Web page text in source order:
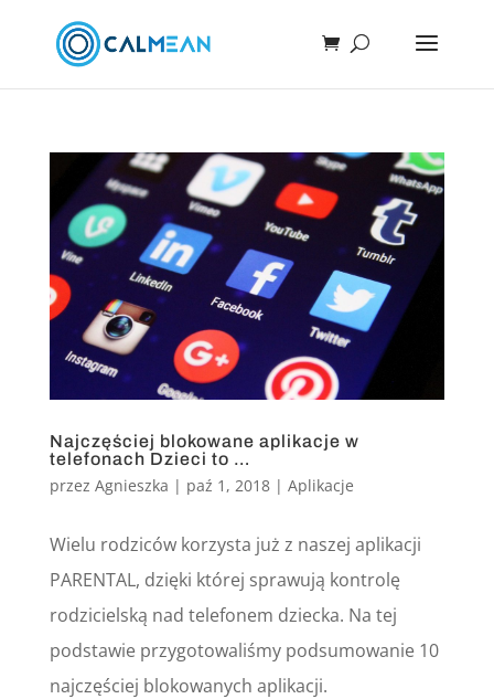
Najczęściej blokowane aplikacje w
telefonach Dzieci to …
przez Agnieszka | paź 1, 2018| Aplikacje
Wielu rodziców korzysta już z naszej aplikacji
PARENTAL, dzięki której sprawują kontrolę
rodzicielską nad telefonem dziecka. Na tej
podstawie przygotowaliśmy podsumowanie 10
najczęściej blokowanych aplikacji.